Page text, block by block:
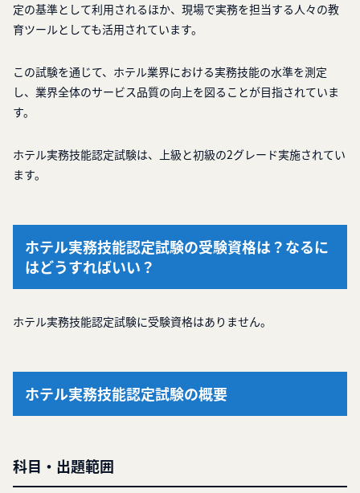
定の基準として利用されるほか、現場で実務を担当する人々の教
育ツールとしても活用されています。
この試験を通じて、ホテル業界における実務技能の水準を測定
し、業界全体のサービス品質の向上を図ることが目指されていま
す。
ホテル実務技能認定試験は、上級と初級の2グレード実施されてい
ます。
ホテル実務技能認定試験の受験資格は？なるに
はどうすればいい？
ホテル実務技能認定試験に受験資格はありません。
ホテル実務技能認定試験の概要
科目・出題範囲